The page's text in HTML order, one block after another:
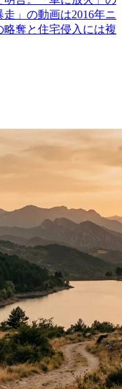
」の動画は2016年ニ
奪と住宅侵入には複